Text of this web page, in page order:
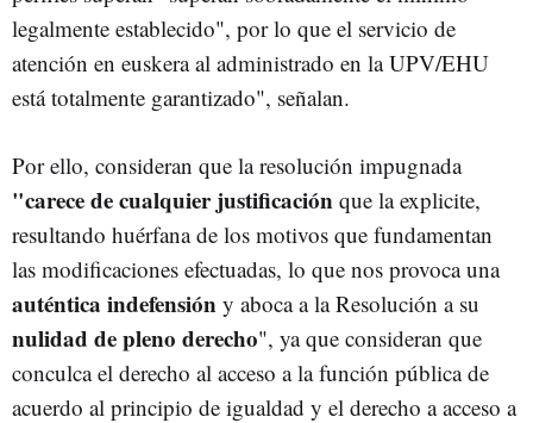
legalmente establecido", por lo que el servicio de
atención en euskera al administrado en la UPV/EHU
está totalmente garantizado", señalan.
Por ello, consideran que la resolución impugnada
"carece de cualquier justificación que la explicite,
resultando huérfana de los motivos que fundamentan
las modificaciones efectuadas, lo que nos provoca una
auténtica indefensión y aboca a la Resolución a su
nulidad de pleno derecho", ya que consideran que
conculca el derecho al acceso a la función pública de
acuerdo al principio de igualdad y el derecho a acceso a